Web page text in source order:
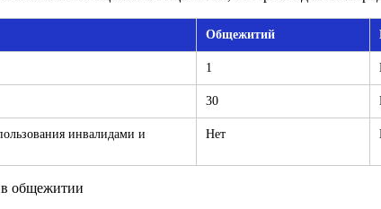
Общежитий
1
30
инвалидами и
Нет
общежитии